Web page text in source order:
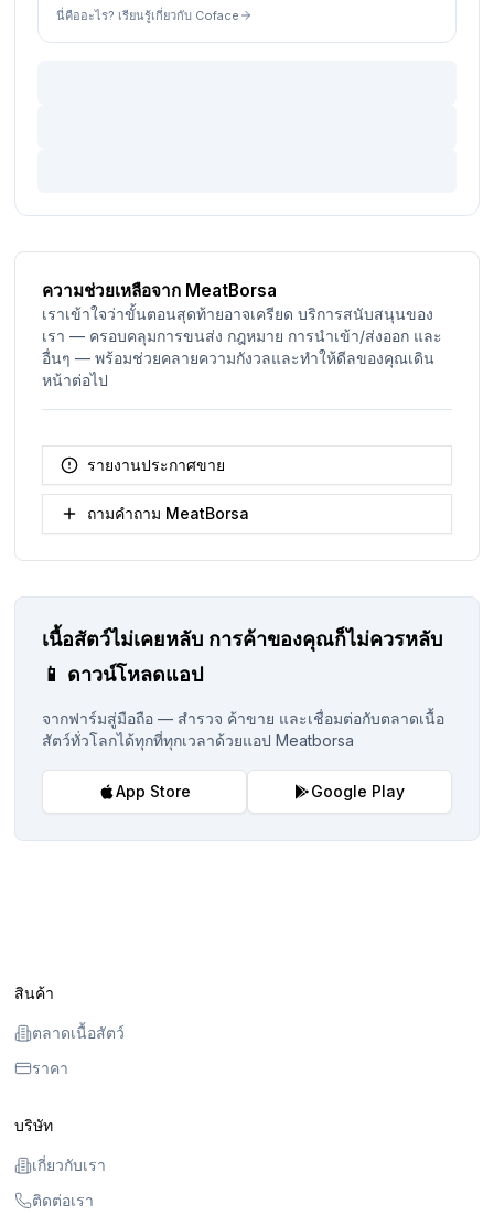
นี่คืออะไร? เรียนรู้เกี่ยวกับ Coface
ความช่วยเหลือจาก MeatBorsa
เราเข้าใจว่าขั้นตอนสุดท้ายอาจเครียด บริการสนับสนุนของ
เรา — ครอบคลุมการขนส่ง กฎหมาย การนำเข้า/ส่งออก และ
อื่นๆ — พร้อมช่วยคลายความกังวลและทำให้ดีลของคุณเดิน
หน้าต่อไป
รายงานประกาศขาย
ถามคำถาม MeatBorsa
เนื้อสัตว์ไม่เคยหลับ การค้าของคุณก็ไม่ควรหลับ
📱 ดาวน์โหลดแอป
จากฟาร์มสู่มือถือ — สำรวจ ค้าขาย และเชื่อมต่อกับตลาดเนื้อ
สัตว์ทั่วโลกได้ทุกที่ทุกเวลาด้วยแอป Meatborsa
App Store Google Play
สินค้า
ตลาดเนื้อสัตว์
ราคา
บริษัท
เกี่ยวกับเรา
ติดต่อเรา